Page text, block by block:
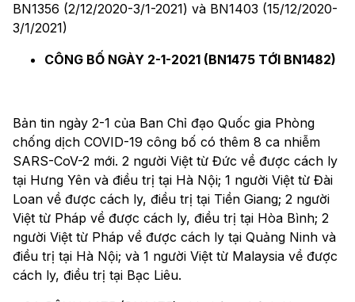
BN1356 (2/12/2020-3/1-2021) và BN1403 (15/12/2020-
3/1/2021)
CÔNG BỐ NGÀY 2-1-2021 (BN1475 TỚI BN1482)
Bản tin ngày 2-1 của Ban Chỉ đạo Quốc gia Phòng
chống dịch COVID-19 công bố có thêm 8 ca nhiễm
SARS-CoV-2 mới. 2 người Việt từ Đức về được cách ly
tại Hưng Yên và điều trị tại Hà Nội; 1 người Việt từ Đài
Loan về được cách ly, điều trị tại Tiền Giang; 2 người
Việt từ Pháp về được cách ly, điều trị tại Hòa Bình; 2
người Việt từ Pháp về được cách ly tại Quảng Ninh và
điều trị tại Hà Nội; và 1 người Việt từ Malaysia về được
cách ly, điều trị tại Bạc Liêu.